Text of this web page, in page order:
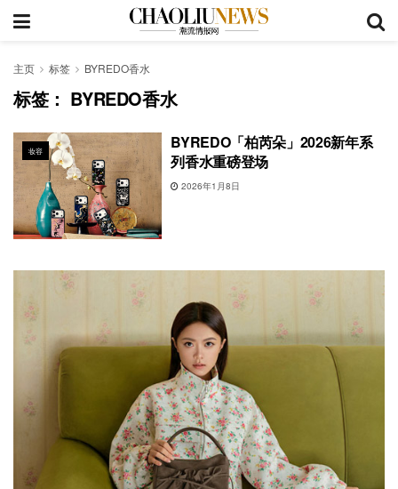
主页 标签 BYREDO香水
标签： BYREDO香水
妆容
BYREDO「柏芮朵」2026新年系
列香水重磅登场
2026年1月8日